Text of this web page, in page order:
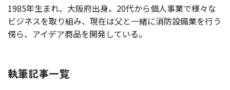
1985年生まれ、大阪府出身。20代から個人事業で様々な
ビジネスを取り組み、現在は父と一緒に消防設備業を行う
傍ら、アイデア商品を開発している。
執筆記事一覧